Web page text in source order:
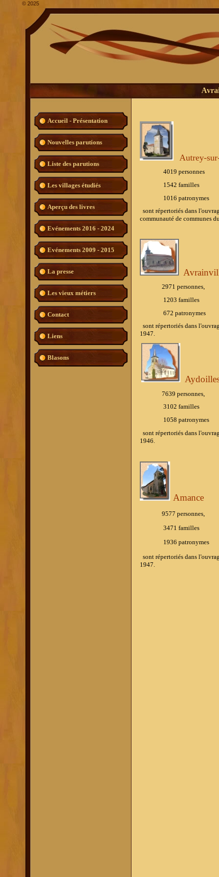
Accueil - Présentation
Nouvelles parutions
Liste des parutions
Les villages étudiés
Aperçu des livres
Evénements 2016 - 2024
Evénements 2009 - 2015
La presse
Les vieux métiers
Contact
Liens
Blasons
Autrey-
4019 personnes
1542 familles
1016 patronymes
sont répertoriés dans
communauté de communes
2971 personnes,
1203 familles
672 patronymes
sont répertoriés dans
1947.
7639 personnes,
3102 familles
1058 patronymes
sont répertoriés dans
1946.
Amance
9577 personnes,
3471 familles
1936 patronymes
sont répertoriés dans
1947.
© 2025